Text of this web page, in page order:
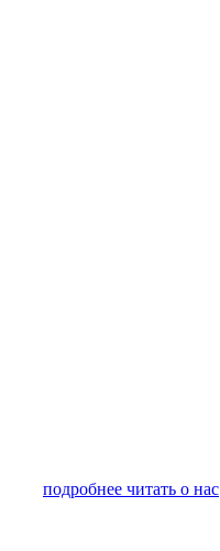
подробнее читать о нас